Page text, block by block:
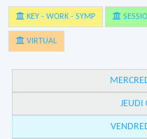
KEY - WORK - SYMP
VIRTUAL
JEUDI